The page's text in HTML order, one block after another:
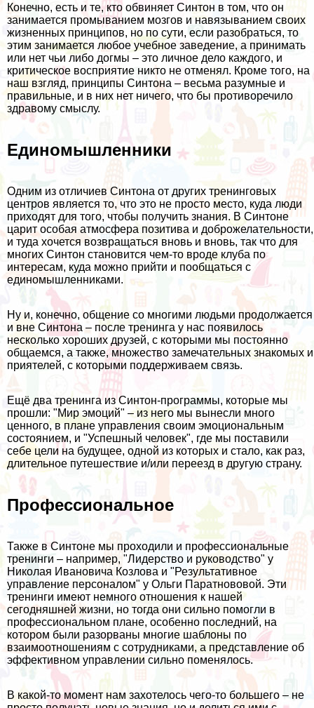
Конечно, есть и те, кто обвиняет Синтон в том, что он
занимается промыванием мозгов и навязыванием своих
жизненных принципов, но по сути, если разобраться, то
этим занимается любое учебное заведение, а принимать
или нет чьи либо догмы – это личное дело каждого, и
критическое восприятие никто не отменял. Кроме того, на
наш взгляд, принципы Синтона – весьма разумные и
правильные, и в них нет ничего, что бы противоречило
здравому смыслу.
Единомышленники
Одним из отличиев Синтона от других тренинговых
центров является то, что это не просто место, куда люди
приходят для того, чтобы получить знания. В Синтоне
царит особая атмосфера позитива и доброжелательности,
и туда хочется возвращаться вновь и вновь, так что для
многих Синтон становится чем-то вроде клуба по
интересам, куда можно прийти и пообщаться с
единомышленниками.
Ну и, конечно, общение со многими людьми продолжается
и вне Синтона – после тренинга у нас появилось
несколько хороших друзей, с которыми мы постоянно
общаемся, а также, множество замечательных знакомых и
приятелей, с которыми поддерживаем связь.
Ещё два тренинга из Синтон-программы, которые мы
прошли: "Мир эмоций" – из него мы вынесли много
ценного, в плане управления своим эмоциональным
состоянием, и "Успешный человек", где мы поставили
себе цели на будущее, одной из которых и стало, как раз,
длительное путешествие и/или переезд в другую страну.
Профессиональное
Также в Синтоне мы проходили и профессиональные
тренинги – например, "Лидерство и руководство" у
Николая Ивановича Козлова и "Результативное
управление персоналом" у Ольги Паратнововой. Эти
тренинги имеют немного отношения к нашей
сегодняшней жизни, но тогда они сильно помогли в
профессиональном плане, особенно последний, на
котором были разорваны многие шаблоны по
взаимоотношениям с сотрудниками, а представление об
эффективном управлении сильно поменялось.
В какой-то момент нам захотелось чего-то большего – не